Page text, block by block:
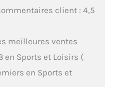
client : 4,5
meilleures ventes
en Sports et Loisirs (
en Sports et